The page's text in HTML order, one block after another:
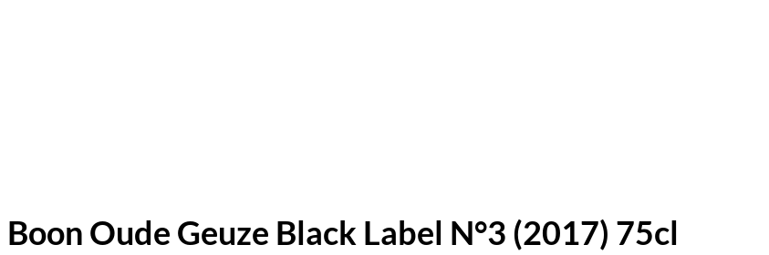
Boon Oude Geuze Black Label N°3 (2017) 75cl